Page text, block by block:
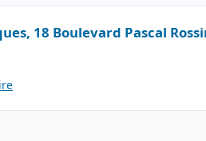
18 Boulevard Pascal